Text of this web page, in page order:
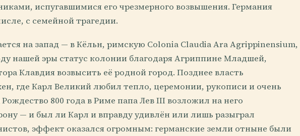
испугавшимися его чрезмерного возвышения. Германия
с семейной трагедии.
на запад — в Кёльн, римскую Colonia Claudia Ara Agrippinensium,
нашей эры статус колонии благодаря Агриппине Младшей,
Клавдия возвысить её родной город. Позднее власть
где Карл Великий любил тепло, церемонии, рукописи и очень
800 года в Риме папа Лев III возложил на него
— и был ли Карл и вправду удивлён или лишь разыграл
эффект оказался огромным: германские земли отныне были